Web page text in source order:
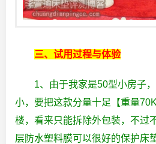
三、试用过程与体验
1、由于我家是50型小房子
小，要把这款分量十足【重量
楼，看来只能拆除外包装，不过
层防水塑料膜可以很好的保护床垫